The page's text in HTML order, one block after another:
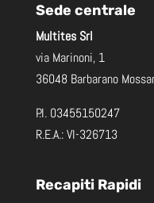
Sede centrale
Multites Srl
via Marinoni, 1
36048 Barbarano
P.I. 03455150247
R.E.A.: VI-326713
Recapiti Rapidi